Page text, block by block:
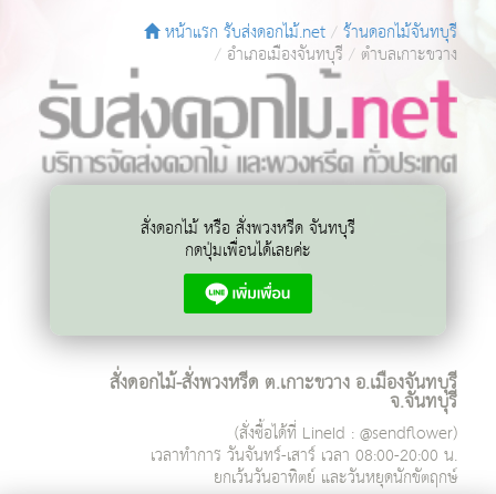
หน้าแรก รับส่งดอกไม้.net ร้านดอกไม้จันทบุรี
อำเภอเมืองจันทบุรี ตำบลเกาะขวาง
สั่งดอกไม้ หรือ สั่งพวงหรีด จันทบุรี
กดปุ่มเพื่อนได้เลยค่ะ
สั่งดอกไม้-สั่งพวงหรีด ต.เกาะขวาง อ.เมืองจันทบุรี
จ.จันทบุรี
(สั่งซื้อได้ที่ LineId : @sendflower)
เวลาทำการ วันจันทร์-เสาร์ เวลา 08:00-20:00 น.
ยกเว้นวันอาทิตย์ และวันหยุดนักขัตฤกษ์